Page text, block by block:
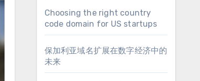
Choosing the right country
code domain for US startups
保加利亚域名扩展在数字经济中的
未来